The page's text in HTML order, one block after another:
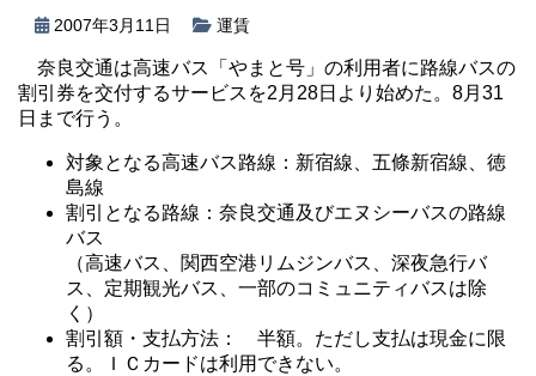
2007年3月11日 運賃
奈良交通は高速バス「やまと号」の利用者に路線バスの
割引券を交付するサービスを2月28日より始めた。8月31
日まで行う。
対象となる高速バス路線：新宿線、五條新宿線、徳
島線
割引となる路線：奈良交通及びエヌシーバスの路線
バス
（高速バス、関西空港リムジンバス、深夜急行バ
ス、定期観光バス、一部のコミュニティバスは除
く）
割引額・支払方法： 半額。ただし支払は現金に限
る。ＩＣカードは利用できない。